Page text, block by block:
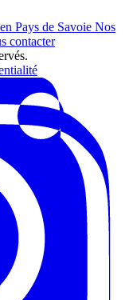
Pays de Savoie Nos
contacter